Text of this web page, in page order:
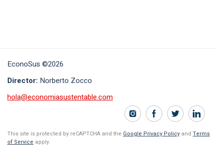
EconoSus ©2026
Director: Norberto Zocco
hola@economiasustentable.com
This site is protected by reCAPTCHA and the Google Privacy Policy and Terms
of Service apply.